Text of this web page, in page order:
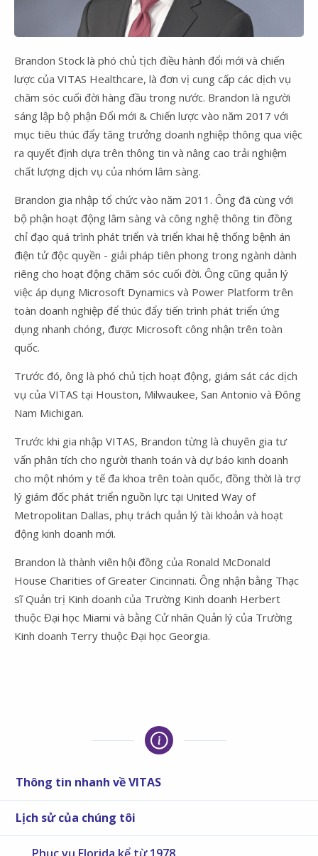
Brandon Stock là phó chủ tịch điều hành đổi mới và chiến
lược của VITAS Healthcare, là đơn vị cung cấp ​​​​​​​các dịch vụ
chăm sóc cuối đời hàng đầu trong nước. Brandon là người
sáng lập bộ phận Đổi mới & Chiến lược vào năm 2017 với
mục tiêu thúc đẩy tăng trưởng doanh nghiệp thông qua việc
ra quyết định dựa trên thông tin và nâng cao trải nghiệm
chất lượng dịch vụ của nhóm lâm sàng.
Brandon gia nhập tổ chức vào năm 2011. Ông đã cùng với
bộ phận hoạt động lâm sàng và công nghệ thông tin đồng
chỉ đạo quá trình phát triển và triển khai hệ thống bệnh án
điện tử độc quyền - giải pháp tiên phong trong ngành dành
riêng cho hoạt động chăm sóc cuối đời. Ông cũng quản lý
việc áp dụng Microsoft Dynamics và Power Platform trên
toàn doanh nghiệp để thúc đẩy tiến trình phát triển ứng
dụng nhanh chóng, được Microsoft công nhận trên toàn
quốc.
Trước đó, ông là phó chủ tịch hoạt động, giám sát các dịch
vụ của VITAS tại Houston, Milwaukee, San Antonio và Đông
Nam Michigan.
Trước khi gia nhập VITAS, Brandon từng là chuyên gia tư
vấn phân tích cho người thanh toán và dự báo kinh doanh
cho một nhóm y tế đa khoa trên toàn quốc, đồng thời là trợ
lý giám đốc phát triển nguồn lực tại United Way of
Metropolitan Dallas, phụ trách quản lý tài khoản và hoạt
động kinh doanh mới.
Brandon là thành viên hội đồng của Ronald McDonald
House Charities of Greater Cincinnati. Ông nhận bằng Thạc
sĩ Quản trị Kinh doanh của Trường Kinh doanh Herbert
thuộc Đại học Miami và bằng Cử nhân Quản lý của Trường
Kinh doanh Terry thuộc Đại học Georgia.
Thông tin nhanh về VITAS
Lịch sử của chúng tôi